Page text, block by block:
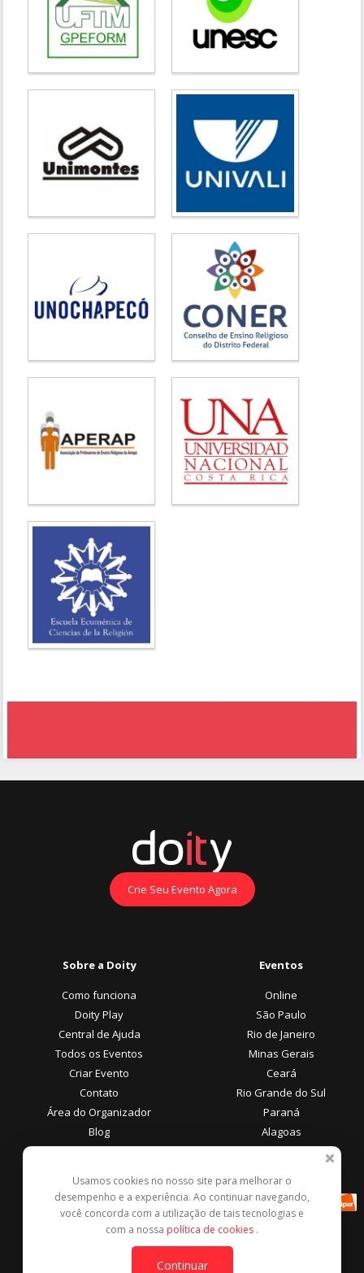
Crie Seu Evento Agora
Sobre a Doity
Como funciona
Doity Play
Central de Ajuda
Todos os Eventos
Criar Evento
Contato
Área do Organizador
Blog
Eventos
Online
São Paulo
Rio de Janeiro
Minas Gerais
Ceará
Rio Grande do Sul
Paraná
Alagoas
Área do Participante
Central de Ajuda
Denunciar este evento
Formas de Pagamento
Usamos cookies no nosso site para melhorar o
desempenho e a experiência. Ao continuar navegando,
você concorda com a utilização de tais tecnologias e
com a nossa política de cookies .
Continuar